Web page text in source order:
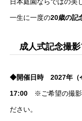
一生に一度の20歳の記
成人式記念撮
◆開催日時 2027年（
17:00 ※ご希望の撮
ださい。